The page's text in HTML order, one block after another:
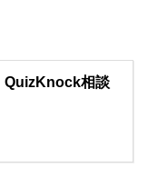
QuizKnock相談